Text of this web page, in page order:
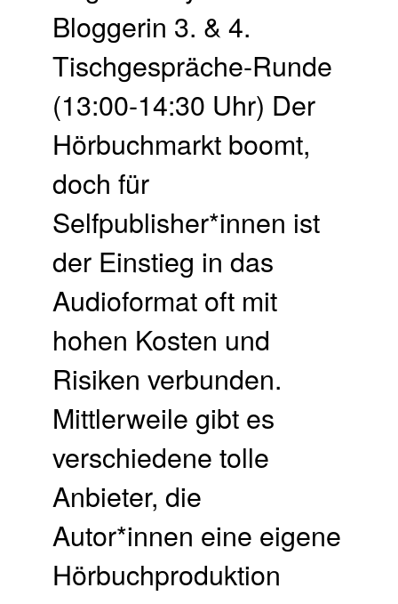
Bloggerin 3. & 4.
Tischgespräche-Runde
(13:00-14:30 Uhr) Der
Hörbuchmarkt boomt,
doch für
Selfpublisher*innen ist
der Einstieg in das
Audioformat oft mit
hohen Kosten und
Risiken verbunden.
Mittlerweile gibt es
verschiedene tolle
Anbieter, die
Autor*innen eine eigene
Hörbuchproduktion